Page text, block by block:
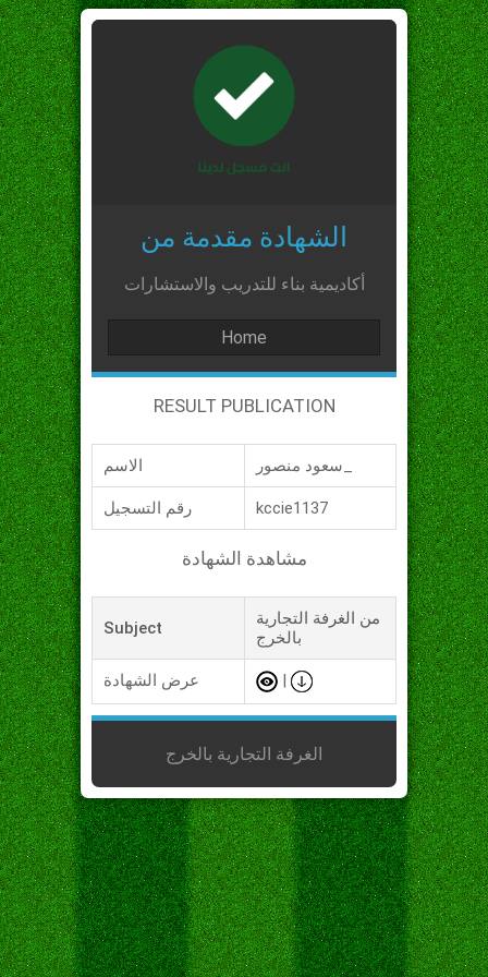
الشهادة مقدمة من
أكاديمية بناء للتدريب والاستشارات
Home
RESULT PUBLICATION
الاسم
رقم التسجيل kccie1137
مشاهدة الشهادة
Subject
من الغرفة التجارية
بالخرج
عرض الشهادة
الغرفة التجارية بالخرج